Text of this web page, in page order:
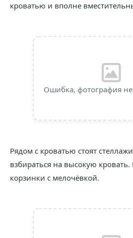
кроватью и вполне
Ошибка, фотография
Рядом с кроватью стоят
взбираться на высокую кровать.
корзинки с мелочёвкой.